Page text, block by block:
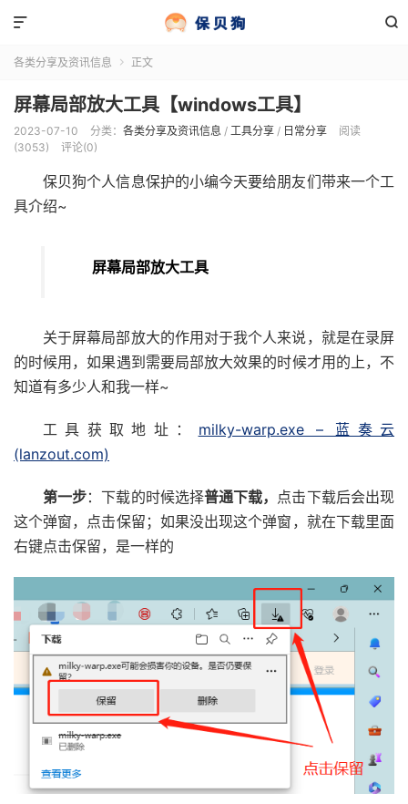


各类分享及资讯信息  正文
屏幕局部放大工具【windows工具】
2023-07-10 分类： 各类分享及资讯信息 / 工具分享 / 日常分享
阅读
(3053)
评论(0)
保贝狗个人信息保护的小编今天要给朋友们带来一个工
具介绍~
屏幕局部放大工具
关于屏幕局部放大的作用对于我个人来说，就是在录屏
的时候用，如果遇到需要局部放大效果的时候才用的上，不
知道有多少人和我一样~
工具获取地址： milky-warp.exe – 蓝奏云
(lanzout.com)
第一步：下载的时候选择普通下载， 点击下载后会出现
这个弹窗，点击保留；如果没出现这个弹窗，就在下载里面
右键点击保留，是一样的